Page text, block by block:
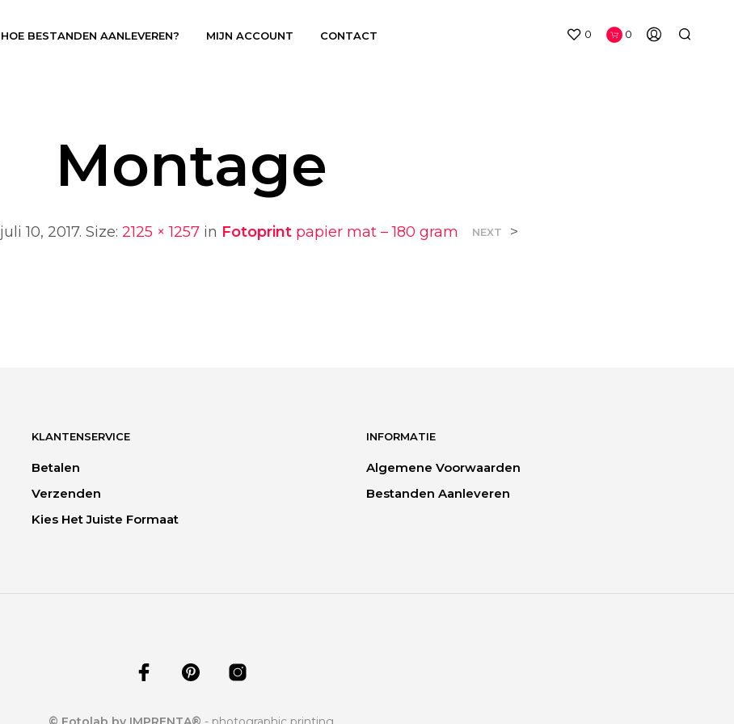
HOE BESTANDEN AANLEVEREN? MIJN ACCOUNT CONTACT 0 0
Montage
juli 10, 2017. Size:2125 × 1257 in Fotoprint papier mat – 180 gram NEXT >
KLANTENSERVICE
Betalen
Verzenden
Kies Het Juiste Formaat
INFORMATIE
Algemene Voorwaarden
Bestanden Aanleveren